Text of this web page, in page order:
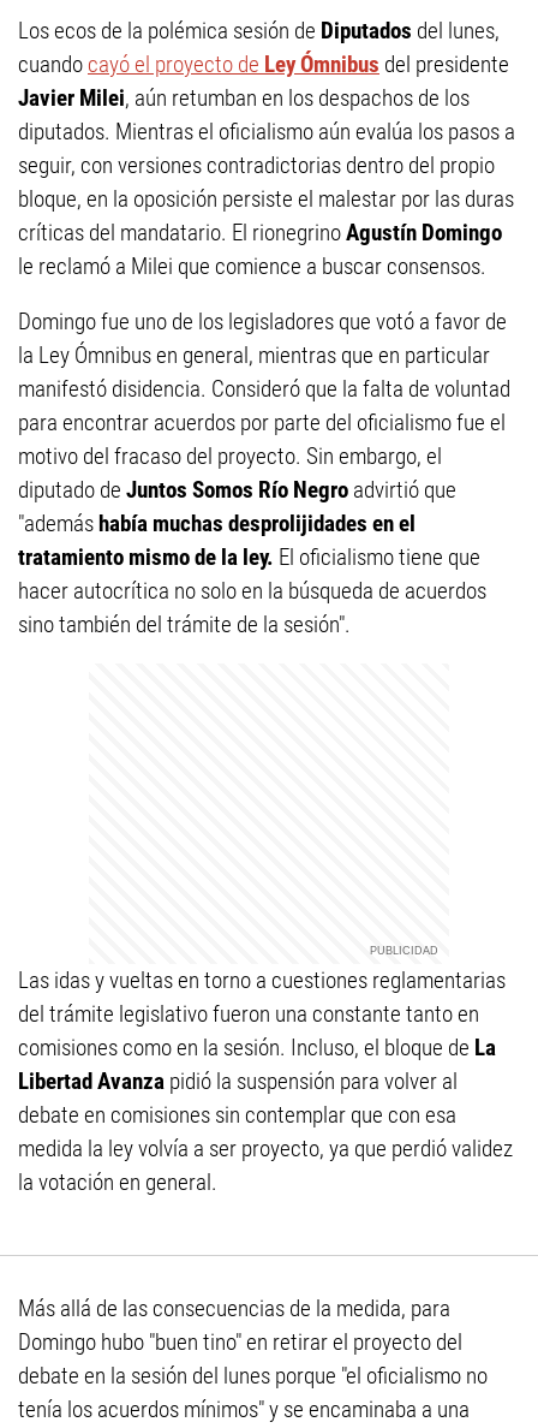
Los ecos de la polémica sesión de Diputados del lunes,
cuando cayó el proyecto de Ley Ómnibus del presidente
Javier Milei, aún retumban en los despachos de los
diputados. Mientras el oficialismo aún evalúa los pasos a
seguir, con versiones contradictorias dentro del propio
bloque, en la oposición persiste el malestar por las duras
críticas del mandatario. El rionegrinoAgustín Domingo
le reclamó a Milei que comience a buscar consensos.
Domingo fue uno de los legisladores que votó a favor de
la Ley Ómnibus en general, mientras que en particular
manifestó disidencia. Consideró que la falta de voluntad
para encontrar acuerdos por parte del oficialismo fue el
motivo del fracaso del proyecto. Sin embargo, el
diputado de Juntos Somos Río Negro advirtió que
"ademáshabía muchas desprolijidades en el
tratamiento mismo de la ley. El oficialismo tiene que
hacer autocrítica no solo en la búsqueda de acuerdos
sino también del trámite de la sesión".
Las idas y vueltas en torno a cuestiones reglamentarias
del trámite legislativo fueron una constante tanto en
comisiones como en la sesión. Incluso, el bloque de La
Libertad Avanza pidió la suspensión para volver al
debate en comisiones sin contemplar que con esa
medida la ley volvía a ser proyecto, ya que perdió validez
la votación en general.
Más allá de las consecuencias de la medida, para
Domingo hubo "buen tino" en retirar el proyecto del
debate en la sesión del lunes porque "el oficialismo no
tenía los acuerdos mínimos" y se encaminaba a una